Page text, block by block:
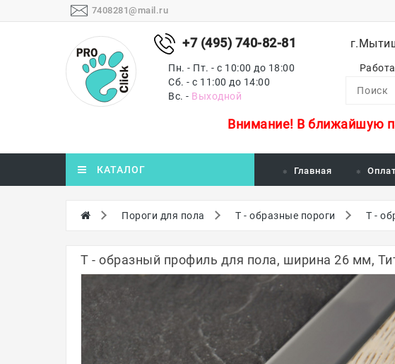
7408281@mail.ru
+7 (495) 740-82-81
Пн. - Пт. - с 10:00 до 18:00
Сб. - с 11:00 до 14:00
Вс. - Выходной
Внимание! В ближайшую
КАТАЛОГ Главная
Пороги для пола Т - образные пороги Т -
Т - образный профиль для пола, ширина 26 мм,